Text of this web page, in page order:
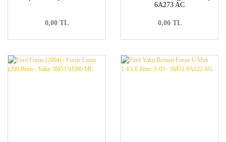
0,00 TL
6A273 AC
0,00 TL